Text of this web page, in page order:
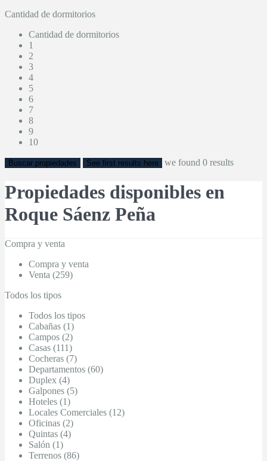
Cantidad de dormitorios
Cantidad de dormitorios
1
2
3
4
5
6
7
8
9
10
Buscar propiedades See first results here we found 0 results
Propiedades disponibles en
Roque Sáenz Peña
Compra y venta
Compra y venta
Venta (259)
Todos los tipos
Todos los tipos
Cabañas (1)
Campos (2)
Casas (111)
Cocheras (7)
Departamentos (60)
Duplex (4)
Galpones (5)
Hoteles (1)
Locales Comerciales (12)
Oficinas (2)
Quintas (4)
Salón (1)
Terrenos (86)